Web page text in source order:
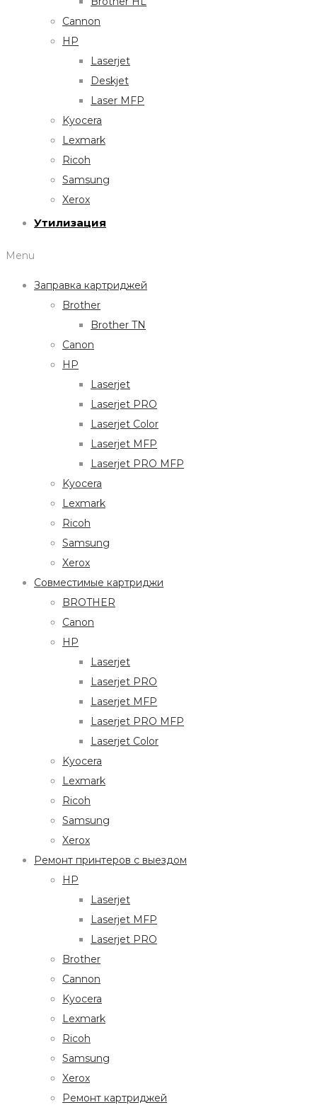
Cannon
HP
Laserjet
Deskjet
Laser MFP
Kyocera
Lexmark
Ricoh
Samsung
Xerox
Утилизация
Menu
Заправка картриджей
Brother
Brother TN
Canon
HP
Laserjet
Laserjet PRO
Laserjet Color
Laserjet MFP
Laserjet PRO MFP
Kyocera
Lexmark
Ricoh
Samsung
Xerox
Совместимые картриджи
BROTHER
Canon
HP
Laserjet
Laserjet PRO
Laserjet MFP
Laserjet PRO MFP
Laserjet Color
Kyocera
Lexmark
Ricoh
Samsung
Xerox
Ремонт принтеров с выездом
HP
Laserjet
Laserjet MFP
Laserjet PRO
Brother
Cannon
Kyocera
Lexmark
Ricoh
Samsung
Xerox
Ремонт картриджей